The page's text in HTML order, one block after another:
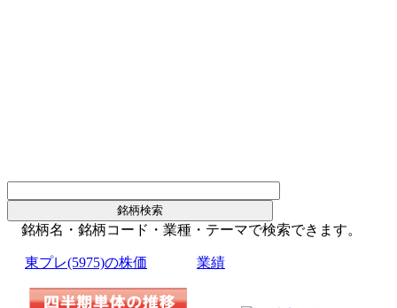
銘柄名・銘柄コード・業種・テーマで検索できます。
東プレ(5975)の株価 業績